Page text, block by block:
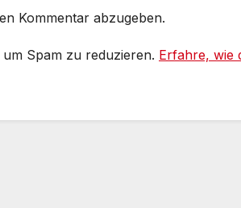
Kommentar abzugeben.
Spam zu reduzieren. Erfahre, wie